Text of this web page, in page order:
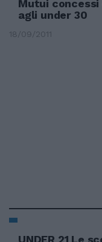
Mutui
agli under 30
18/09/2011
UNDER 21 Le